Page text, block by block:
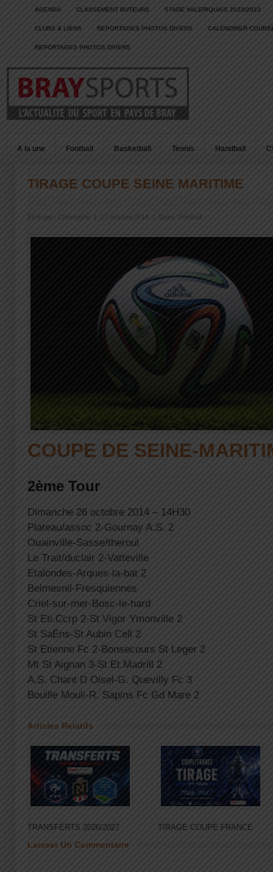
AGENDA CLASSEMENT BUTEURS STADE VALERIQUAIS 2022/2023
CLUBS & LIENS REPORTAGES PHOTOS DIVERS CALENDRIER
REPORTAGES PHOTOS DIVERS
A la une Football Basketball Tennis Handball
TIRAGE COUPE SEINE MARITIME
Écrit par : Christophe 17 octobre 2014 Dans : Football
COUPE DE SEINE-
2ème Tour
Dimanche 26 octobre 2014 – 14H30
Plateau/assoc 2-Gournay A.S. 2
Ouainville-Sasse/theroul
Le Trait/duclair 2-Vatteville
Etalondes-Arques-la-bat 2
Belmesnil-Fresquiennes
Criel-sur-mer-Bosc-le-hard
St Eti.Ccrp 2-St Vigor Ymonville 2
St SaËns-St Aubin Cell 2
St Etienne Fc 2-Bonsecours St Leger 2
Mt St Aignan 3-St Et.Madrill 2
A.S. Chant D Oisel-G. Quevilly Fc 3
Bouille Mouli-R. Sapins Fc Gd Mare 2
Articles Relatifs
TRANSFERTS 2026/2027 TIRAGE COUPE FRANCE
Laisser Un Commentaire